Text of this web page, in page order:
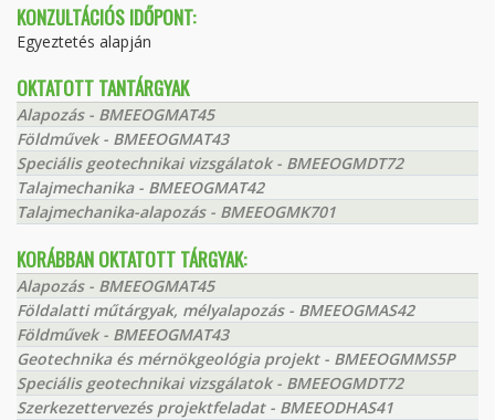
KONZULTÁCIÓS IDŐPONT:
Egyeztetés alapján
OKTATOTT TANTÁRGYAK
Alapozás - BMEEOGMAT45
Földművek - BMEEOGMAT43
Speciális geotechnikai vizsgálatok - BMEEOGMDT72
Talajmechanika - BMEEOGMAT42
Talajmechanika-alapozás - BMEEOGMK701
KORÁBBAN OKTATOTT TÁRGYAK:
Alapozás - BMEEOGMAT45
Földalatti műtárgyak, mélyalapozás - BMEEOGMAS42
Földművek - BMEEOGMAT43
Geotechnika és mérnökgeológia projekt - BMEEOGMMS5P
Speciális geotechnikai vizsgálatok - BMEEOGMDT72
Szerkezettervezés projektfeladat - BMEEODHAS41